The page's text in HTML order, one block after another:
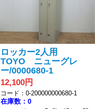
ロッカー2人用
TOYO ニューグレ
ー/0000680-1
12,100円
コード：0-200000000680-1
在庫数：0